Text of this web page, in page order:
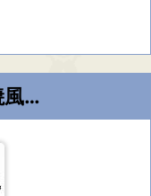
韓の食菜 チャプチェ、石焼風ビビンバ、チヂミのセット